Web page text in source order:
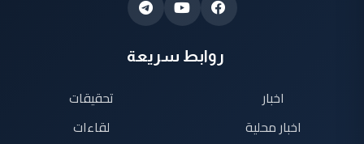
روابط سريعة
اخبار
اخبار محلية
تحقيقات
لقاءات